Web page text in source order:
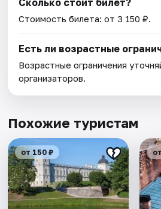
Сколько стоит билет?
Стоимость билета: от 3 150 ₽.
Есть ли возрастные
Возрастные ограничения
организаторов.
Похожие туристам
от 150 ₽